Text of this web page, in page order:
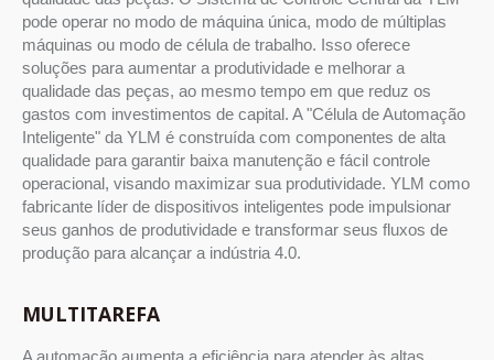
pode operar no modo de máquina única, modo de múltiplas
máquinas ou modo de célula de trabalho. Isso oferece
soluções para aumentar a produtividade e melhorar a
qualidade das peças, ao mesmo tempo em que reduz os
gastos com investimentos de capital. A "Célula de Automação
Inteligente" da YLM é construída com componentes de alta
qualidade para garantir baixa manutenção e fácil controle
operacional, visando maximizar sua produtividade. YLM como
fabricante líder de dispositivos inteligentes pode impulsionar
seus ganhos de produtividade e transformar seus fluxos de
produção para alcançar a indústria 4.0.
MULTITAREFA